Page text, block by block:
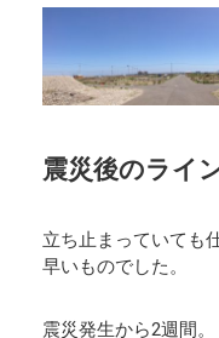
震災後のライ
立ち止まっていても
早いものでした。
震災発生から2週間。